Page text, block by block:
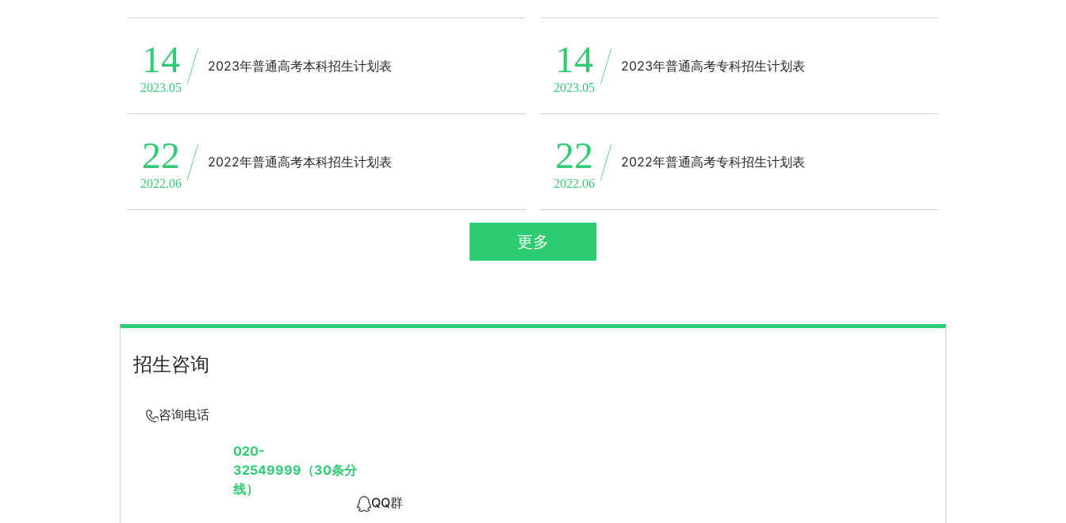
14
2023.05
2023年普通高考本科招生计划表 14
2023.05
2023年普通高考专科招生计划表
22
2022.06
2022年普通高考本科招生计划表 22
2022.06
2022年普通高考专科招生计划表
更多
招生咨询
咨询电话
020-
32549999（30条分
线）
QQ群